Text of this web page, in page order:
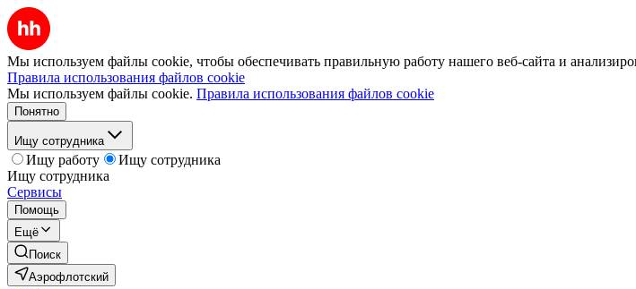
Мы используем файлы cookie, чтобы обеспечивать правильную работу нашего веб-сайта и
Правила использования файлов cookie
Мы используем файлы cookie. Правила использования файлов cookie
Понятно
Ищу сотрудника
Ищу работу
Ищу сотрудника
Ищу сотрудника
Сервисы
Помощь
Ещё
Поиск
Аэрофлотский